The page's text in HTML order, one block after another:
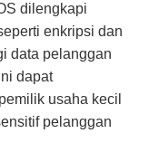
dilengkapi
enkripsi dan
data pelanggan
dapat
usaha kecil
pelanggan